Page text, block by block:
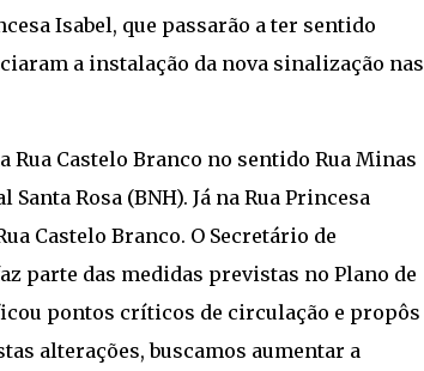
Isabel, que passarão a ter sentido
a instalação da nova sinalização nas
Rua Castelo Branco no sentido Rua Minas
Rosa (BNH). Já na Rua Princesa
Castelo Branco. O Secretário de
parte das medidas previstas no Plano de
pontos críticos de circulação e propôs
alterações, buscamos aumentar a